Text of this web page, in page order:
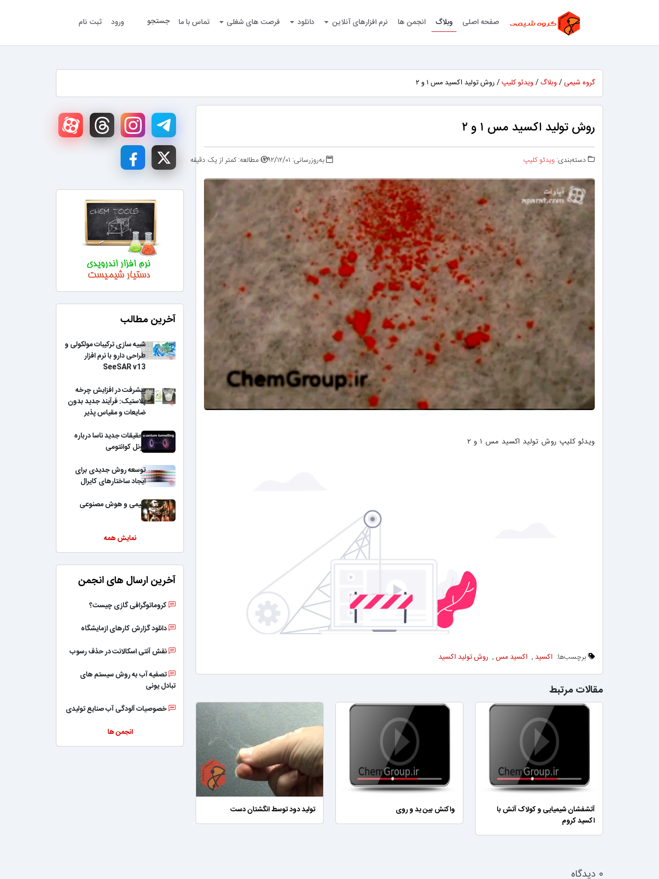
صفحه اصلی وبلاگ انجمن ها نرم افزارهای آنلاین دانلود فرصت های شغلی تماس با ما جستجو ورود ثبت نام
گروه شیمی / وبلاگ / ویدئو کلیپ/ روش تولید اکسید مس ۱ و ۲
روش تولید اکسید مس ۱ و ۲
دسته‌بندی: ویدئو کلیپ به‌روزرسانی: ۱۳۹۲/۱۲/۰۱ مطالعه: کمتر از یک دقیقه
ویدئو کلیپ روش تولید اکسید مس ۱ و ۲
برچسب‌ها: اکسید , اکسید مس , روش تولید اکسید
مقالات مرتبط
آتشفشان شیمیایی و کولاک آتش با
اکسید کروم
واکنش بین ید و روی تولید دود توسط انگشتان دست
۰ دیدگاه
آخرین مطالب
شبیه سازی ترکیبات مولکولی و
طراحی دارو با نرم افزار
SeeSAR v13
پیشرفت در افزایش چرخه
پلاستیک: فرآیند جدید بدون
ضایعات و مقیاس پذیر
تحقیقات جدید ناسا درباره
تونل کوانتومی
توسعه روش جدیدی برای
ایجاد ساختارهای کایرال
شیمی و هوش مصنوعی
نمایش همه
آخرین ارسال های انجمن
کروماتوگرافی گازی چیست؟
دانلود گزارش کارهای ازمایشگاه
نقش آنتی اسکالانت در حذف رسوب
تصفیه آب به روش سیستم های
تبادل یونی
خصوصیات آلودگی آب صنایع تولیدی
انجمن ها